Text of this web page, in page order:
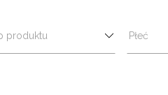
produktu Płeć